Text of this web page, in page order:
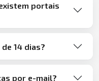
portais
14 dias?
por e-mail?